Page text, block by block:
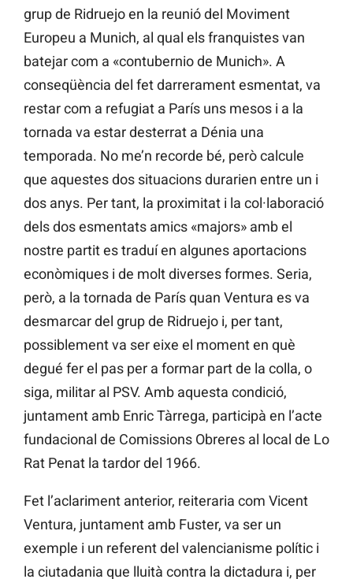
grup de Ridruejo en la reunió del Moviment
Europeu a Munich, al qual els franquistes van
batejar com a «contubernio de Munich». A
conseqüència del fet darrerament esmentat, va
restar com a refugiat a París uns mesos i a la
tornada va estar desterrat a Dénia una
temporada. No me’n recorde bé, però calcule
que aquestes dos situacions durarien entre un i
dos anys. Per tant, la proximitat i la col·laboració
dels dos esmentats amics «majors» amb el
nostre partit es traduí en algunes aportacions
econòmiques i de molt diverses formes. Seria,
però, a la tornada de París quan Ventura es va
desmarcar del grup de Ridruejo i, per tant,
possiblement va ser eixe el moment en què
degué fer el pas per a formar part de la colla, o
siga, militar al PSV. Amb aquesta condició,
juntament amb Enric Tàrrega, participà en l’acte
fundacional de Comissions Obreres al local de Lo
Rat Penat la tardor del 1966.
Fet l’aclariment anterior, reiteraria com Vicent
Ventura, juntament amb Fuster, va ser un
exemple i un referent del valencianisme polític i
la ciutadania que lluità contra la dictadura i, per